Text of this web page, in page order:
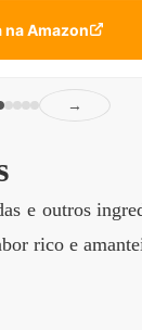
na Amazon
→
e outros
rico e